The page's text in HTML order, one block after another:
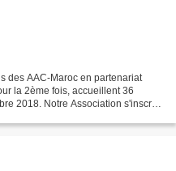
des AAC-Maroc en partenariat
la 2ème fois, accueillent 36
2018. Notre Association s'inscrit